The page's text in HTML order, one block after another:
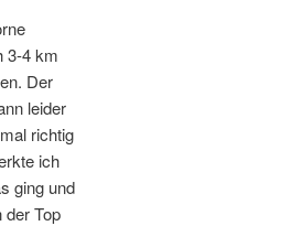
3-4 km
Der
leider
richtig
ich
ging und
Top